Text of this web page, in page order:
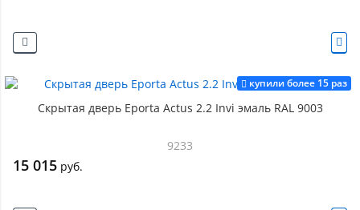
купили более 15 раз
Скрытая дверь Eporta Actus 2.2 Invi эмаль RAL 9003
9233
15 015 руб.